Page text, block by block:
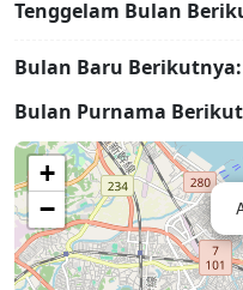
Tenggelam Bulan
Bulan Baru Berikutnya:
Bulan Purnama
+
−